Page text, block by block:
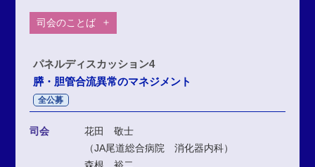
司会のことば
パネルディスカッション4
膵・胆管合流異常のマネジメント
全公募
司会
花田 敬士
（JA尾道総合病院 消化器内科）